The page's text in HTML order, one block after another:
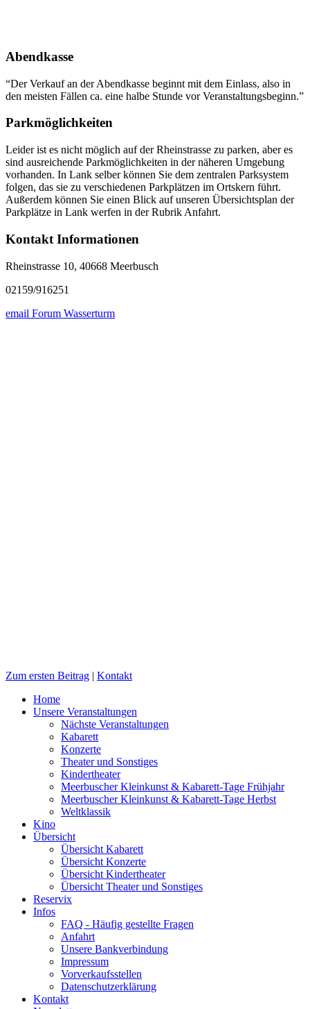
Abendkasse
“Der Verkauf an der Abendkasse beginnt mit dem Einlass, also in
den meisten Fällen ca. eine halbe Stunde vor Veranstaltungsbeginn.”
Parkmöglichkeiten
Leider ist es nicht möglich auf der Rheinstrasse zu parken, aber es
sind ausreichende Parkmöglichkeiten in der näheren Umgebung
vorhanden. In Lank selber können Sie dem zentralen Parksystem
folgen, das sie zu verschiedenen Parkplätzen im Ortskern führt.
Außerdem können Sie einen Blick auf unseren Übersichtsplan der
Parkplätze in Lank werfen in der Rubrik Anfahrt.
Kontakt Informationen
Rheinstrasse 10, 40668 Meerbusch
02159/916251
email Forum Wasserturm
Zum ersten Beitrag | Kontakt
Home
Unsere Veranstaltungen
Nächste Veranstaltungen
Kabarett
Konzerte
Theater und Sonstiges
Kindertheater
Meerbuscher Kleinkunst & Kabarett-Tage Frühjahr
Meerbuscher Kleinkunst & Kabarett-Tage Herbst
Weltklassik
Kino
Übersicht
Übersicht Kabarett
Übersicht Konzerte
Übersicht Kindertheater
Übersicht Theater und Sonstiges
Reservix
Infos
FAQ - Häufig gestellte Fragen
Anfahrt
Unsere Bankverbindung
Impressum
Vorverkaufsstellen
Datenschutzerklärung
Kontakt